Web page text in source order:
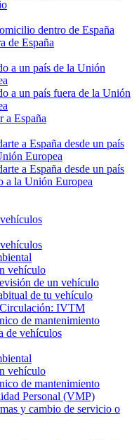
dentro de España
de España
a un país de la Unión
a un país fuera de la Unión
a España
a España desde un país
Europea
a España desde un país
a la Unión Europea
vehículo
de un vehículo
de tu vehículo
IVTM
de mantenimiento
de vehículos
vehículo
de mantenimiento
Personal (VMP)
y cambio de servicio o